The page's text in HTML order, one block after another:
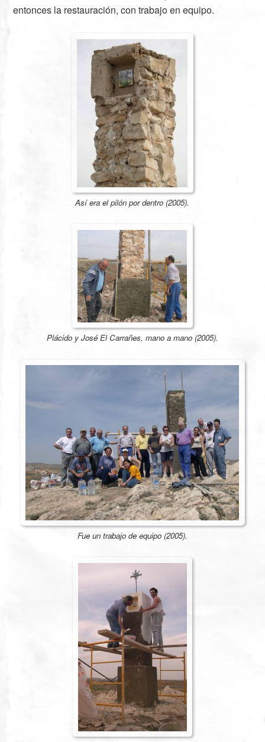
entonces la restauración, con trabajo en equipo.
Así era el pilón por dentro (2005).
Plácido y José El Carrañes, mano a mano (2005).
Fue un trabajo de equipo (2005).